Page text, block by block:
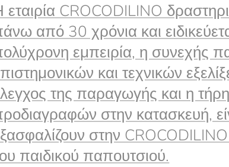
εταιρία CROCODILINO
από 30 χρόνια και
εμπειρία, η συνεχής
και τεχνικών
της παραγωγής και η
στην κατασκευή,
στην
παιδικού παπουτσιού.